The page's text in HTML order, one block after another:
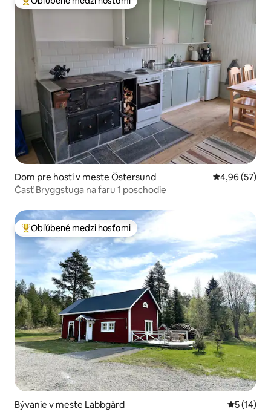
Najobľúbenejšie medzi hosťami
Dom pre hostí v meste Östersund Priemerné
4,96 (57)
Časť Bryggstuga na faru 1 poschodie
Najobľúbenejšie medzi hosťami
Obľúbené medzi hosťami
Bývanie v meste Labbgård
5 (14)